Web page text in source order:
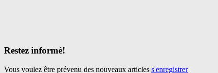
Restez informé!
Vous voulez être prévenu des nouveaux articles s'enregistrer